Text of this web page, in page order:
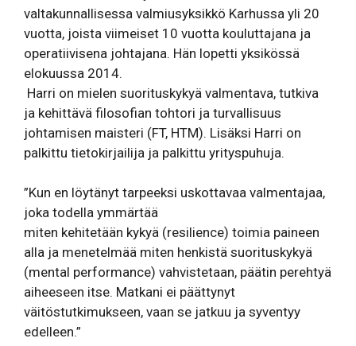
valtakunnallisessa valmiusyksikkö Karhussa yli 20
vuotta, joista viimeiset 10 vuotta kouluttajana ja
operatiivisena johtajana. Hän lopetti yksikössä
elokuussa 2014.
Harri on mielen suorituskykyä valmentava, tutkiva
ja kehittävä filosofian tohtori ja turvallisuus
johtamisen maisteri (FT, HTM). Lisäksi Harri on
palkittu tietokirjailija ja palkittu yrityspuhuja.
”Kun en löytänyt tarpeeksi uskottavaa valmentajaa,
joka todella ymmärtää
miten kehitetään kykyä (resilience) toimia paineen
alla ja menetelmää miten henkistä suorituskykyä
(mental performance) vahvistetaan, päätin perehtyä
aiheeseen itse. Matkani ei päättynyt
väitöstutkimukseen, vaan se jatkuu ja syventyy
edelleen.”